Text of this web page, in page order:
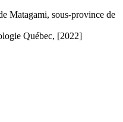
Matagami, sous-province de
Québec, [2022]